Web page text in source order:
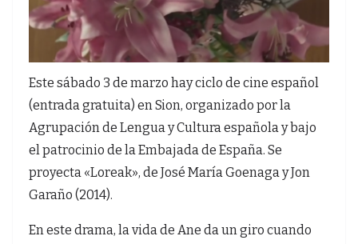
Este sábado 3 de marzo hay ciclo de cine español
(entrada gratuita) en Sion, organizado por la
Agrupación de Lengua y Cultura española y bajo
el patrocinio de la Embajada de España. Se
proyecta «Loreak», de José María Goenaga y Jon
Garaño (2014).
En este drama, la vida de Ane da un giro cuando